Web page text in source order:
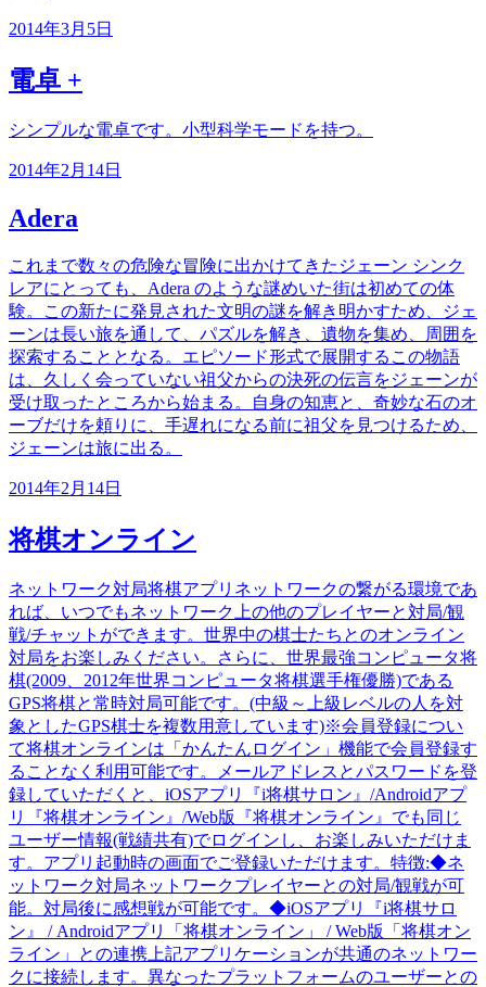
2014年3月5日
電卓 +
シンプルな電卓です。小型科学モードを持つ。
2014年2月14日
Adera
これまで数々の危険な冒険に出かけてきたジェーン シンク
レアにとっても、Adera のような謎めいた街は初めての体
験。この新たに発見された文明の謎を解き明かすため、ジェ
ーンは長い旅を通して、パズルを解き、遺物を集め、周囲を
探索することとなる。エピソード形式で展開するこの物語
は、久しく会っていない祖父からの決死の伝言をジェーンが
受け取ったところから始まる。自身の知恵と、奇妙な石のオ
ーブだけを頼りに、手遅れになる前に祖父を見つけるため、
ジェーンは旅に出る。
2014年2月14日
将棋オンライン
ネットワーク対局将棋アプリネットワークの繋がる環境であ
れば、いつでもネットワーク上の他のプレイヤーと対局/観
戦/チャットができます。世界中の棋士たちとのオンライン
対局をお楽しみください。さらに、世界最強コンピュータ将
棋(2009、2012年世界コンピュータ将棋選手権優勝)である
GPS将棋と常時対局可能です。(中級～上級レベルの人を対
象としたGPS棋士を複数用意しています)※会員登録につい
て将棋オンラインは「かんたんログイン」機能で会員登録す
ることなく利用可能です。メールアドレスとパスワードを登
録していただくと、iOSアプリ『i将棋サロン』/Androidアプ
リ『将棋オンライン』/Web版『将棋オンライン』でも同じ
ユーザー情報(戦績共有)でログインし、お楽しみいただけま
す。アプリ起動時の画面でご登録いただけます。特徴:◆ネ
ットワーク対局ネットワークプレイヤーとの対局/観戦が可
能。対局後に感想戦が可能です。◆iOSアプリ『i将棋サロ
ン』 / Androidアプリ「将棋オンライン」 / Web版「将棋オン
ライン」との連携上記アプリケーションが共通のネットワー
クに接続します。異なったプラットフォームのユーザーとの